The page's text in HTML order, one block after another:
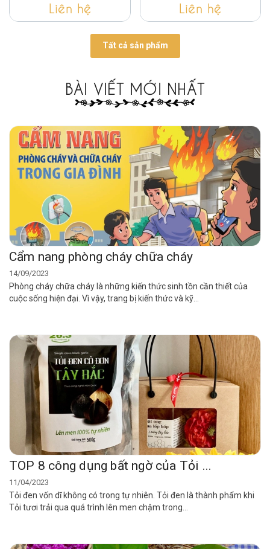
Liên hệ Liên hệ
Tất cả sản phẩm
BÀI VIẾT MỚI NHẤT
Cẩm nang phòng cháy chữa cháy
14/09/2023
Phòng cháy chữa cháy là những kiến thức sinh tồn cần thiết của
cuộc sống hiện đại. Vì vậy, trang bị kiến thức và kỹ...
TOP 8 công dụng bất ngờ của Tỏi ...
11/04/2023
Tỏi đen vốn dĩ không có trong tự nhiên. Tỏi đen là thành phẩm khi
Tỏi tươi trải qua quá trình lên men chậm trong...